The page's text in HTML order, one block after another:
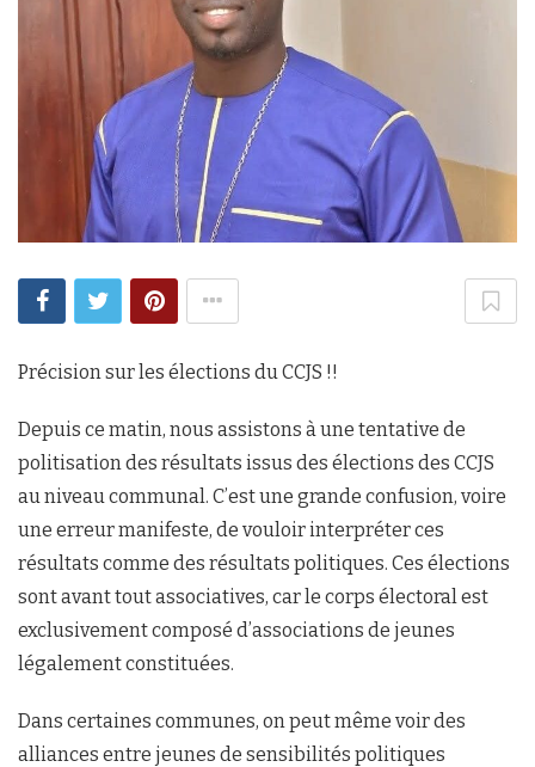
Précision sur les élections du CCJS !!
Depuis ce matin, nous assistons à une tentative de
politisation des résultats issus des élections des CCJS
au niveau communal. C’est une grande confusion, voire
une erreur manifeste, de vouloir interpréter ces
résultats comme des résultats politiques. Ces élections
sont avant tout associatives, car le corps électoral est
exclusivement composé d’associations de jeunes
légalement constituées.
Dans certaines communes, on peut même voir des
alliances entre jeunes de sensibilités politiques